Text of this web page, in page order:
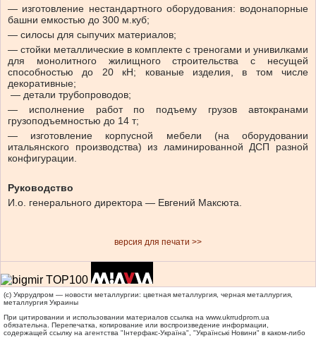
— изготовление нестандартного оборудования: водонапорные
башни емкостью до 300 м.куб;
— силосы для сыпучих материалов;
— стойки металлические в комплекте с треногами и унивилками
для монолитного жилищного строительства с несущей
способностью до 20 кН; кованые изделия, в том числе
декоративные;
— детали трубопроводов;
— исполнение работ по подъему грузов автокранами
грузоподъемностью до 14 т;
— изготовление корпусной мебели (на оборудовании
итальянского производства) из ламинированной ДСП разной
конфигурации.
Руководство
И.о. генерального директора — Евгений Максюта.
версия для печати >>
(c) Укррудпром — новости металлургии: цветная металлургия, черная металлургия,
металлургия Украины
При цитировании и использовании материалов ссылка на www.ukrrudprom.ua
обязательна. Перепечатка, копирование или воспроизведение информации,
содержащей ссылку на агентства "Iнтерфакс-Україна", "Українськi Новини" в каком-либо